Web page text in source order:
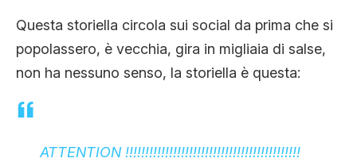
CHI SIAMO
Questa storiella circola sui social da prima che si
popolassero, è vecchia, gira in migliaia di salse,
non ha nessuno senso, la storiella è questa:
ATTENTION !!!!!!!!!!!!!!!!!!!!!!!!!!!!!!!!!!!!!!!!!!!!